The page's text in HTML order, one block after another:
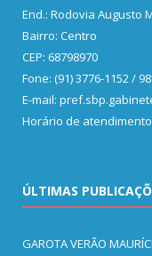
End.: Rodovia Augusto
Bairro: Centro
CEP: 68798970
Fone: (91) 3776-1152 /
E-mail:
Horário de
ÚLTIMAS
GAROTA VERÃO